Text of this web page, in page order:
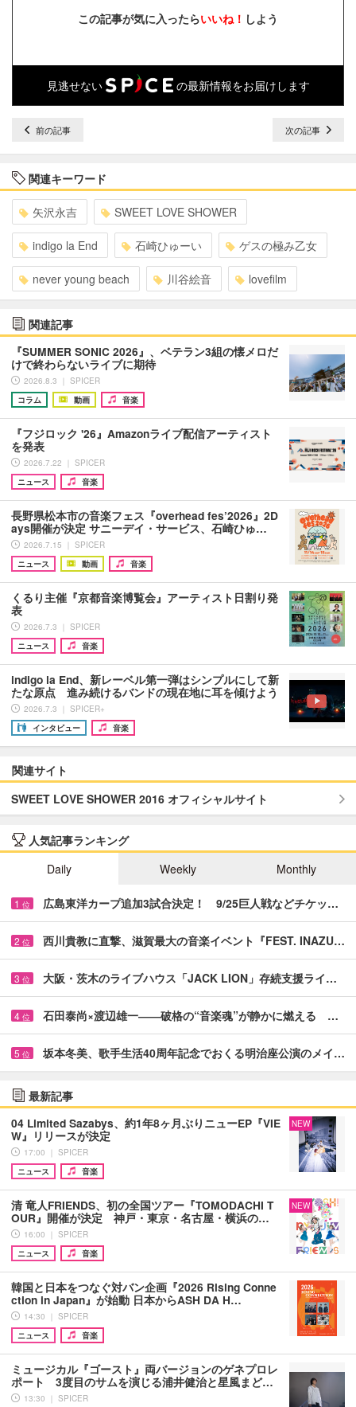
この記事が気に入ったらいいね！ しよう
見逃せない の最新情報をお届けします
前の記事 次の記事
関連キーワード
矢沢永吉 SWEET LOVE SHOWER
indigo la End 石崎ひゅーい ゲスの極み乙女
never young beach 川谷絵音 lovefilm
関連記事
『SUMMER SONIC 2026』、ベテラン3組の懐メロだ
けで終わらないライブに期待
2026.8.3 ｜ SPICER
コラム
動画 音楽
『フジロック '26』Amazonライブ配信アーティスト
を発表
2026.7.22 ｜ SPICER
ニュース
音楽
長野県松本市の音楽フェス『overhead fes’2026』2D
ays開催が決定 サニーデイ・サービス、石崎ひゅ…
2026.7.15 ｜ SPICER
ニュース
動画 音楽
くるり主催『京都音楽博覧会』アーティスト日割り発
表
2026.7.3 ｜ SPICER
ニュース
音楽
indigo la End、新レーベル第一弾はシンプルにして新
たな原点 進み続けるバンドの現在地に耳を傾けよう
2026.7.3 ｜ SPICER+
インタビュー
音楽
関連サイト
SWEET LOVE SHOWER 2016 オフィシャルサイト
人気記事ランキング
Daily
Weekly Monthly
1 位 広島東洋カープ追加3試合決定！ 9/25巨人戦などチケッ…
2 位 西川貴教に直撃、滋賀最大の音楽イベント『FEST. INAZU…
3 位 大阪・茨木のライブハウス「JACK LION」存続支援ライ…
4 位 石田泰尚×渡辺雄一――破格の“音楽魂”が静かに燃える …
5 位 坂本冬美、歌手生活40周年記念でおくる明治座公演のメイ…
最新記事
04 Limited Sazabys、約1年8ヶ月ぶりニューEP『VIE
W』リリースが決定
17:00 ｜ SPICER
ニュース
音楽
NEW
清 竜人FRIENDS、初の全国ツアー『TOMODACHI T
OUR』開催が決定 神戸・東京・名古屋・横浜の…
16:00 ｜ SPICER
ニュース
音楽
NEW
韓国と日本をつなぐ対バン企画『2026 Rising Conne
ction in Japan』が始動 日本からASH DA H…
14:30 ｜ SPICER
ニュース
音楽
ミュージカル『ゴースト』両バージョンのゲネプロレ
ポート 3度目のサムを演じる浦井健治と星風まど…
13:30 ｜ SPICER